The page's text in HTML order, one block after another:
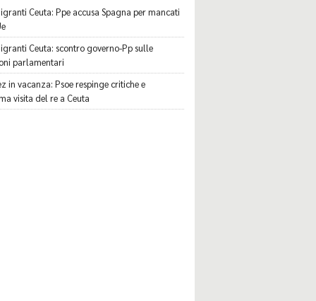
Ceuta: Ppe accusa Spagna per mancati
Ceuta: scontro governo-Pp sulle
parlamentari
in vacanza: Psoe respinge critiche e
visita del re a Ceuta